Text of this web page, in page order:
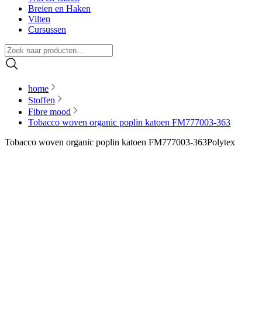
Breien en Haken
Vilten
Cursussen
home
Stoffen
Fibre mood
Tobacco woven organic poplin katoen FM777003-363
Tobacco woven organic poplin katoen FM777003-363Polytex